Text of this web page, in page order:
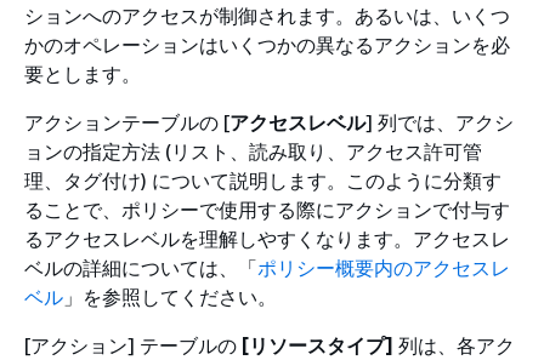
ションへのアクセスが制御されます。あるいは、いくつ
かのオペレーションはいくつかの異なるアクションを必
要とします。
アクションテーブルの [アクセスレベル] 列では、アクシ
ョンの指定方法 (リスト、読み取り、アクセス許可管
理、タグ付け) について説明します。このように分類す
ることで、ポリシーで使用する際にアクションで付与す
るアクセスレベルを理解しやすくなります。アクセスレ
ベルの詳細については、「ポリシー概要内のアクセスレ
ベル 」を参照してください。
[アクション] テーブルの [リソースタイプ] 列は、各アク